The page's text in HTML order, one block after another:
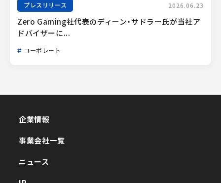
プレスリリース 2026.06.23
Zero Gaming社代表のディーン・サドラー氏が当社ア
ドバイザーに...
コーポレート
企業情報
事業会社一覧
ニュース